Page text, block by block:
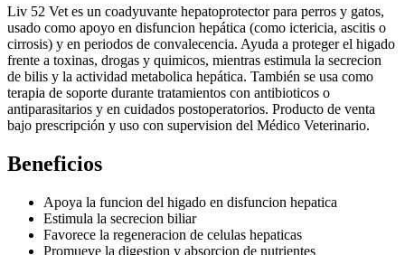
Liv 52 Vet es un coadyuvante hepatoprotector para perros y gatos,
usado como apoyo en disfuncion hepática (como ictericia, ascitis o
cirrosis) y en periodos de convalecencia. Ayuda a proteger el higado
frente a toxinas, drogas y quimicos, mientras estimula la secrecion
de bilis y la actividad metabolica hepática. También se usa como
terapia de soporte durante tratamientos con antibioticos o
antiparasitarios y en cuidados postoperatorios. Producto de venta
bajo prescripción y uso con supervision del Médico Veterinario.
Beneficios
Apoya la funcion del higado en disfuncion hepatica
Estimula la secrecion biliar
Favorece la regeneracion de celulas hepaticas
Promueve la digestion y absorcion de nutrientes